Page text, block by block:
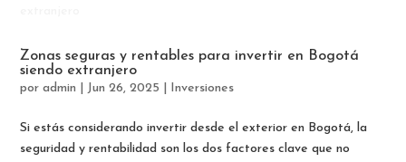
Zonas seguras y rentables para invertir en Bogotá
siendo extranjero
poradmin Jun 26, 2025 Inversiones
Si estás considerando invertir desde el exterior en Bogotá, la
seguridad y rentabilidad son los dos factores clave que no